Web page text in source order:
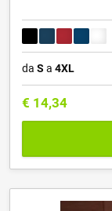
da S a 4XL
€ 14,34